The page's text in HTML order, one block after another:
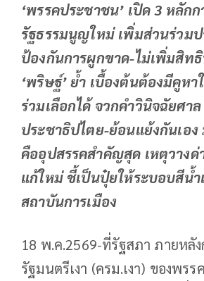
‘พรรคประชาชน’ เปิด 3 หลัก
รัฐธรรมนูญใหม่ เพิ่มส่วนร่วม
ป้องกันการผูกขาด-ไม่เพิ่มสิท
‘พริษฐ์’ ย้ำ เบื้องต้นต้องมีคูห
ร่วมเลือกได้ จวกคำวินิจฉัยศา
ประชาธิปไตย-ย้อนแย้งกันเอง
คืออุปสรรคสำคัญสุด เหตุวางด่
แก้ใหม่ ชี้เป็นปุ๋ยให้ระบอบสีน้
สถาบันการเมือง
18 พ.ค.2569-ที่รัฐสภา ภายหลั
รัฐมนตรีเงา (ครม.เงา) ของพร